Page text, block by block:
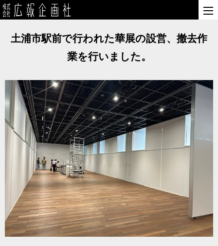
土浦市駅前で行われた華展の設営、撤去作
業を行いました。